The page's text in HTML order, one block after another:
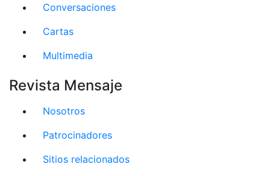
Conversaciones
Cartas
Multimedia
Revista Mensaje
Nosotros
Patrocinadores
Sitios relacionados